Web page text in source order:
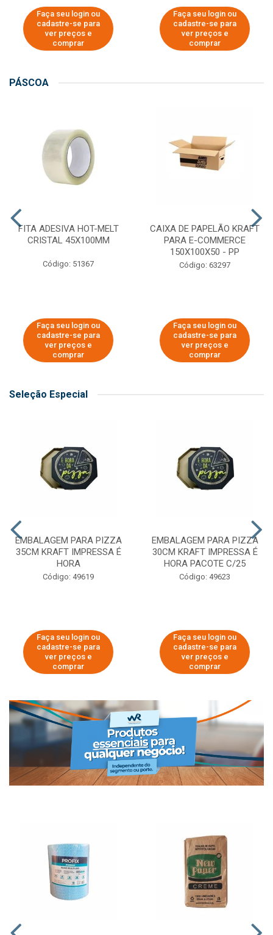
Faça seu login ou
cadastre-se para
ver preços e
comprar
Faça seu login ou
cadastre-se para
ver preços e
comprar
PÁSCOA
FITA ADESIVA HOT-MELT
CRISTAL 45X100MM
Código: 51367
Faça seu login ou
cadastre-se para
ver preços e
comprar
CAIXA DE PAPELÃO KRAFT
PARA E-COMMERCE
150X100X50 - PP
Código: 63297
Faça seu login ou
cadastre-se para
ver preços e
comprar
Seleção Especial
EMBALAGEM PARA PIZZA
35CM KRAFT IMPRESSA É
HORA
Código: 49619
Faça seu login ou
cadastre-se para
ver preços e
comprar
EMBALAGEM PARA PIZZA
30CM KRAFT IMPRESSA É
HORA PACOTE C/25
Código: 49623
Faça seu login ou
cadastre-se para
ver preços e
comprar